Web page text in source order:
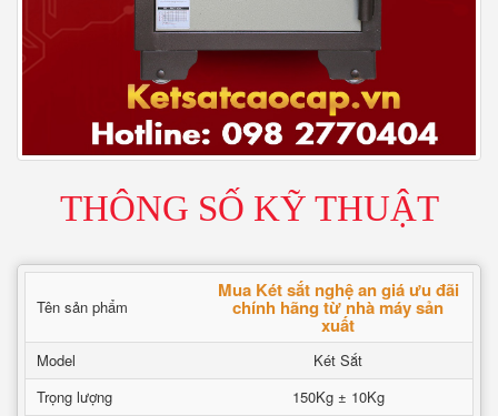
THÔNG SỐ KỸ THUẬT
Tên sản phẩm
Mua Két sắt nghệ an giá ưu đãi
chính hãng từ nhà máy sản
xuất
Model
Két Sắt
Trọng lượng
150Kg ± 10Kg